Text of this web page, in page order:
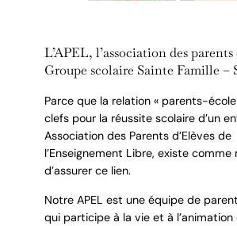
L’APEL, l’association des parents
Groupe scolaire Sainte Famille –
Parce que la relation « parents-
clefs pour la réussite scolaire d’un
Association des Parents d’Elèves de
l’Enseignement Libre, existe comme
d’assurer ce lien.
Notre APEL est une équipe de
qui participe à la vie et à l’animation